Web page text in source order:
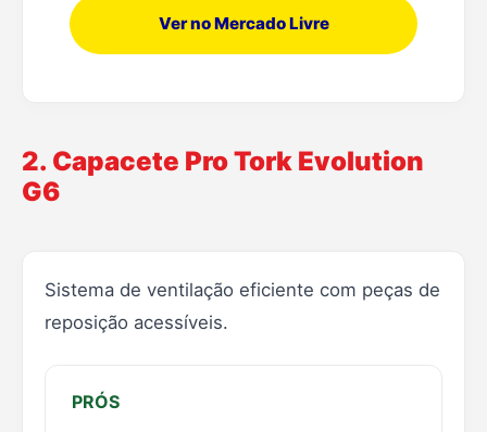
Ver no Mercado Livre
2. Capacete Pro Tork Evolution
G6
Sistema de ventilação eficiente com peças de
reposição acessíveis.
PRÓS